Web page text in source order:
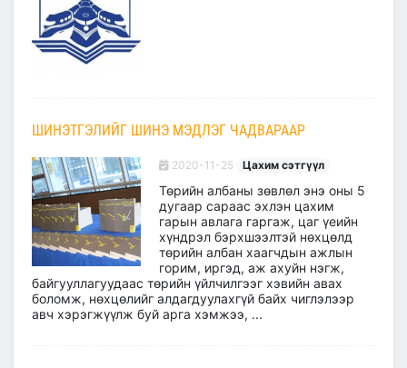
ШИНЭТГЭЛИЙГ ШИНЭ МЭДЛЭГ ЧАДВАРААР
2020-11-25 Цахим сэтгүүл
Төрийн албаны зөвлөл энэ оны 5
дугаар сараас эхлэн цахим
гарын авлага гаргаж, цаг үеийн
хүндрэл бэрхшээлтэй нөхцөлд
төрийн албан хаагчдын ажлын
горим, иргэд, аж ахуйн нэгж,
байгууллагуудаас төрийн үйлчилгээг хэвийн авах
боломж, нөхцөлийг алдагдуулахгүй байх чиглэлээр
авч хэрэгжүүлж буй арга хэмжээ, ...